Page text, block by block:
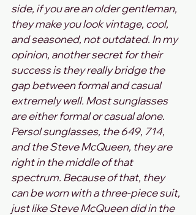
side, if you are an older gentleman,
they make you look vintage, cool,
and seasoned, not outdated. In my
opinion, another secret for their
success is they really bridge the
gap between formal and casual
extremely well. Most sunglasses
are either formal or casual alone.
Persol sunglasses, the 649, 714,
and the Steve McQueen, they are
right in the middle of that
spectrum. Because of that, they
can be worn with a three-piece suit,
just like Steve McQueen did in the